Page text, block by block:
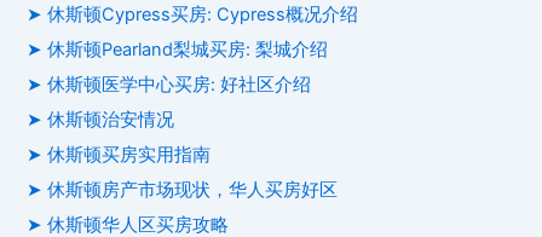
➤ 休斯顿Cypress买房: Cypress概况介绍
➤ 休斯顿Pearland梨城买房: 梨城介绍
➤ 休斯顿医学中心买房: 好社区介绍
➤ 休斯顿治安情况
➤ 休斯顿买房实用指南
➤ 休斯顿房产市场现状，华人买房好区
➤ 休斯顿华人区买房攻略